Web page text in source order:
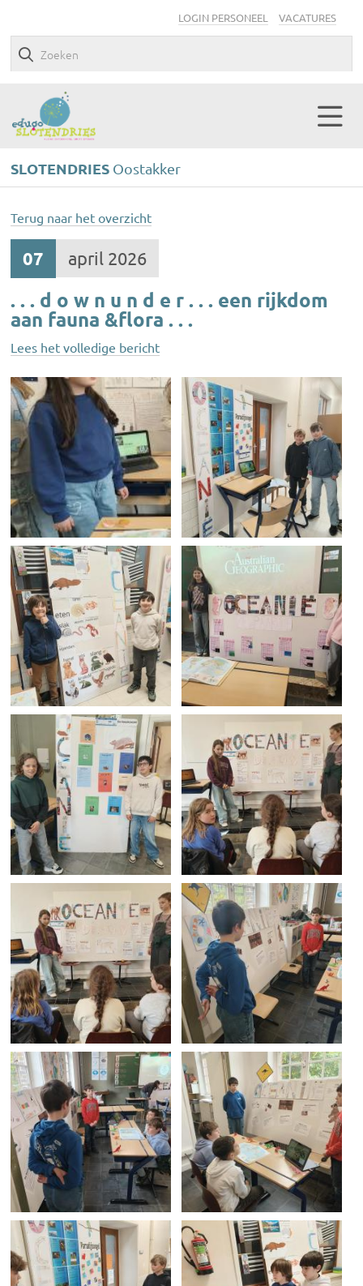
LOGIN PERSONEEL VACATURES
SLOTENDRIES Oostakker
Terug naar het overzicht
07 april 2026
. . . d o w n u n d e r . . . een rijkdom
aan fauna &flora . . .
Lees het volledige bericht